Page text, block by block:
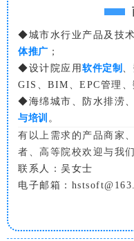
◆城市水行业产品及技
体推广 ；
◆设计院应用 软件定制
GIS、BIM、EPC管理、
◆海绵城市、防水排涝
与培训 。
有以上需求的产品商家
者、高等院校欢迎与我们
联系人：吴女士
电子邮箱：